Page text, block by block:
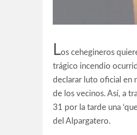
Los cehegineros
trágico incendio
declarar luto oficial en
de los vecinos. Así, a
31 por la tarde una
del Alpargatero.